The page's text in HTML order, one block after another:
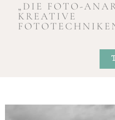
„DIE FOTO-
KREATIVE